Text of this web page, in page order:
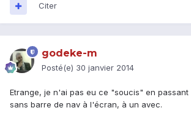
Citer
godeke-m
Posté(e) 30 janvier 2014
Etrange, je n'ai pas eu ce "soucis" en
sans barre de nav à l'écran, à un avec.